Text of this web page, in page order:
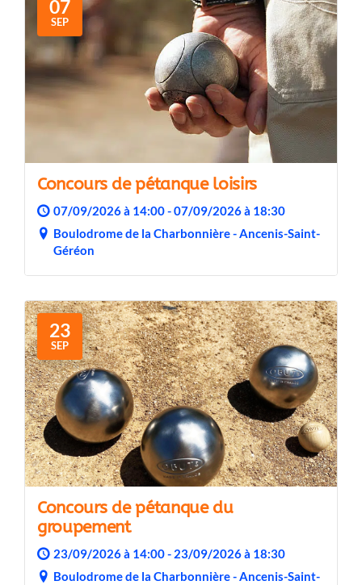
07
SEP
Concours de pétanque loisirs
07/09/2026 à 14:00 - 07/09/2026 à 18:30
Boulodrome de la Charbonnière - Ancenis-Saint-
Géréon
23
SEP
Concours de pétanque du
groupement
23/09/2026 à 14:00 - 23/09/2026 à 18:30
Boulodrome de la Charbonnière - Ancenis-Saint-